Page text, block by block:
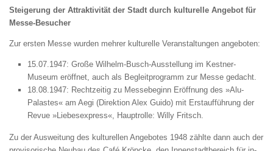
Steigerung der Attraktivität der Stadt durch kulturelle Angebot für
Messe-Besucher
Zur ersten Messe wurden mehrer kulturelle Veranstaltungen angeboten:
15.07.1947: Große Wilhelm-Busch-Ausstellung im Kestner-
Museum eröffnet, auch als Begleitprogramm zur Messe gedacht.
18.08.1947: Rechtzeitig zu Messebeginn Eröffnung des »Alu-
Palastes« am Aegi (Direktion Alex Guido) mit Erstaufführung der
Revue »Liebesexpress«, Hauptrolle: Willy Fritsch.
Zu der Ausweitung des kulturellen Angebotes 1948 zählte dann auch der